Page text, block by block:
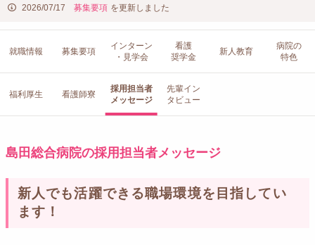
2026/07/17 募集要項 を更新しました
就職情報 募集要項
インターン
・見学会
看護
奨学金
新人教育
病院の
特色
福利厚生 看護師寮
採用担当者
メッセージ
先輩イン
タビュー
島田総合病院の採用担当者メッセージ
新人でも活躍できる職場環境を目指してい
ます！